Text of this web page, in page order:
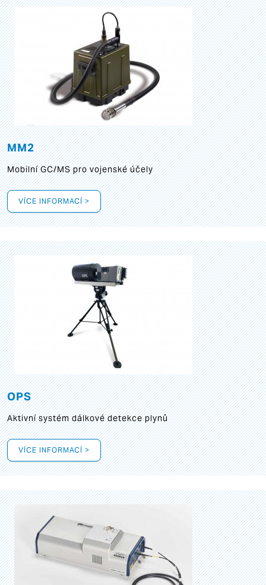
MM2
Mobilní GC/MS pro vojenské účely
VÍCE INFORMACÍ >
OPS
Aktivní systém dálkové detekce plynů
VÍCE INFORMACÍ >